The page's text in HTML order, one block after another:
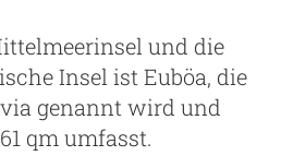
und die
Insel ist Euböa, die
genannt wird und
qm umfasst.